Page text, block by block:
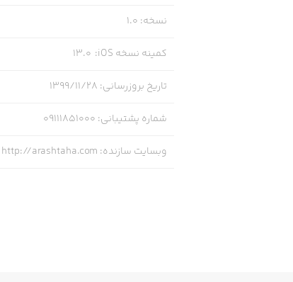
نسخه:
1.0
کمینه نسخه iOS :
13.0
تاریخ بروزرسانی: ۱۳۹۹/۱۱/۲۸
شماره پشتیبانی:
09111851000
وبسایت سازنده:
http://arashtaha.com